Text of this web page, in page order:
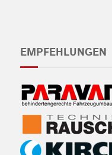
EMPFEHLUNGEN